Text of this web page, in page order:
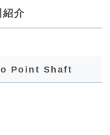
介
Point Shaft